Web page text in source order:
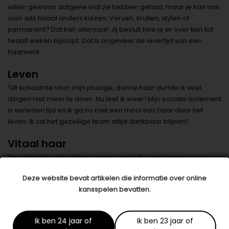
Deze website bevat artikelen die informatie over online
kansspelen bevatten.
Ik ben 24 jaar of
Ik ben 23 jaar of
willen gewoon datgene wat ze hebben gehad, maar je kan ook
voor iets totaal anders kiezen. Verven, krullen, stylen of
permanent? Dat kan allemaal! Jij besluit hoe je er over tien tot
twaalf weken bijloopt. Dat is ongeveer de levertijd van een
haarwerk.
Leven
‘Uit schaamte voor mijn pluizige, dunne haar durfde ik veel
dingen niet meer te doen. Nu leef ik weer! Mijn sociale isolement
is verleden tijd en ik ga nu met een mooi bos haar door het
leven. Ik zal het gezellige team altijd dankbaar blijven!’.
Vitaal haar
De uitdrukking ‘als je haar maar goed zit’ is niet zomaar een
wanneer hun haar niet zit zoals zij dat willen. Helemaal vreemd
is dat niet: gezond en verzorgd haar levert immers positieve
voelen en hoe we willen zijn. Bovendien is haar een teken van
macht, kracht en attractie.